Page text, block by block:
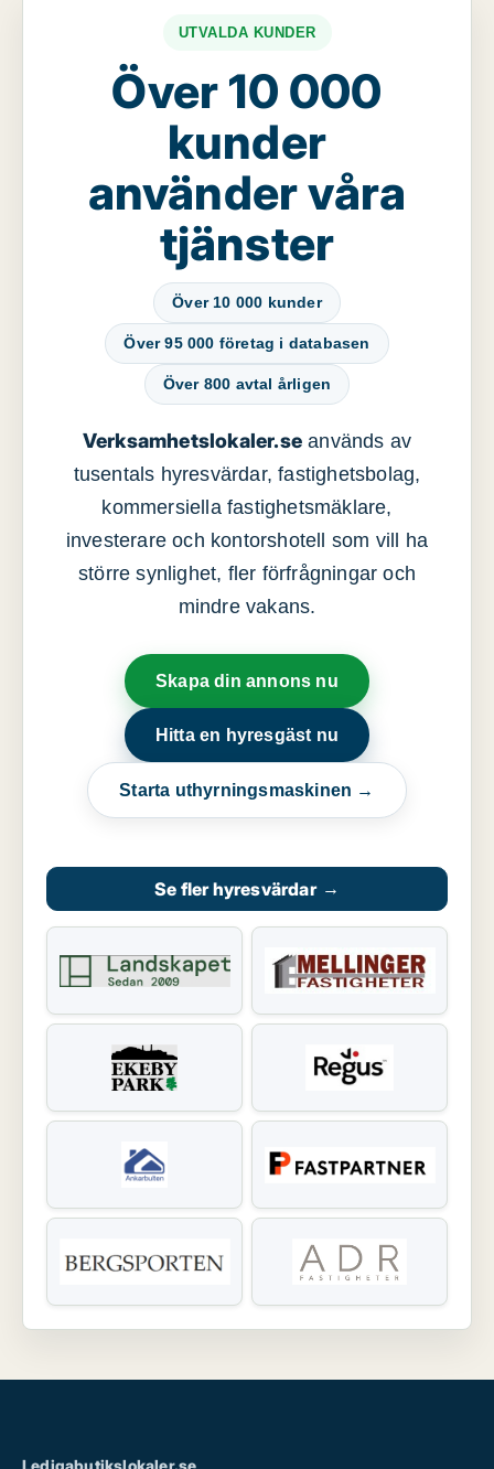
UTVALDA KUNDER
Över 10 000
kunder
använder våra
tjänster
Över 10 000 kunder
Över 95 000 företag i databasen
Över 800 avtal årligen
Verksamhetslokaler.se används av
tusentals hyresvärdar, fastighetsbolag,
kommersiella fastighetsmäklare,
investerare och kontorshotell som vill ha
större synlighet, fler förfrågningar och
mindre vakans.
Skapa din annons nu
Hitta en hyresgäst nu
Starta uthyrningsmaskinen →
Se fler hyresvärdar →